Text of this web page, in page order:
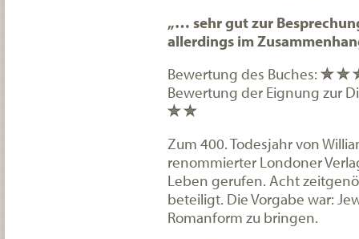
„… sehr gut zur
allerdings im
Bewertung des Buches: ✮ ✮
Bewertung der Eignung zur
✮ ✮
Zum 400. Todesjahr von
renommierter Londoner
Leben gerufen. Acht
beteiligt. Die Vorgabe war:
Romanform zu bringen.